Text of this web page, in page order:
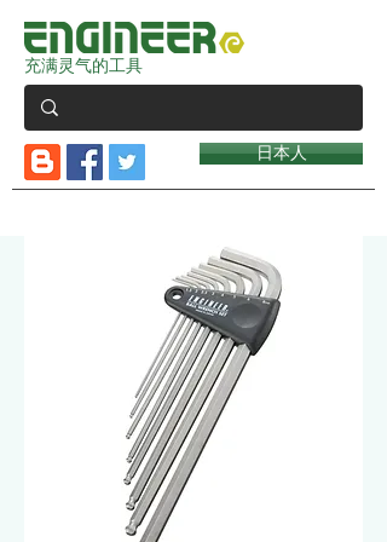
充满灵气的工具
日本人